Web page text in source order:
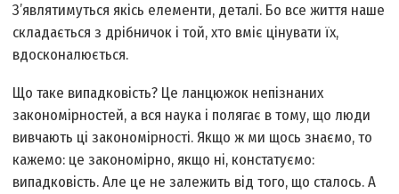
З’являтимуться якісь елементи, деталі. Бо все життя наше
складається з дрібничок і той, хто вміє цінувати їх,
вдосконалюється.
Що таке випадковість? Це ланцюжок непізнаних
закономірностей, а вся наука і полягає в тому, що люди
вивчають ці закономірності. Якщо ж ми щось знаємо, то
кажемо: це закономірно, якщо ні, констатуємо:
випадковість. Але це не залежить від того, що сталось. А